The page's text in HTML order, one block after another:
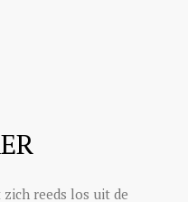
zich reeds los uit de